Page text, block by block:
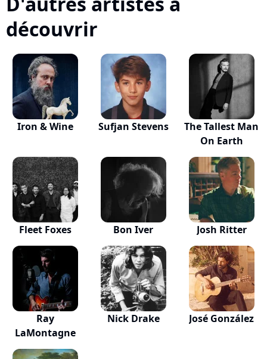
découvrir
Iron & Wine Sufjan Stevens
The Tallest Man
On Earth
Fleet Foxes Bon Iver Josh Ritter
Ray
LaMontagne
Nick Drake José González